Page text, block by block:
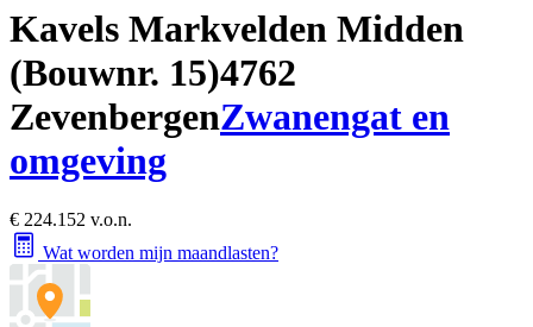
Kavels Markvelden Midden
(Bouwnr. 15)4762
ZevenbergenZwanengat en
omgeving
€ 224.152 v.o.n.
Wat worden mijn maandlasten?